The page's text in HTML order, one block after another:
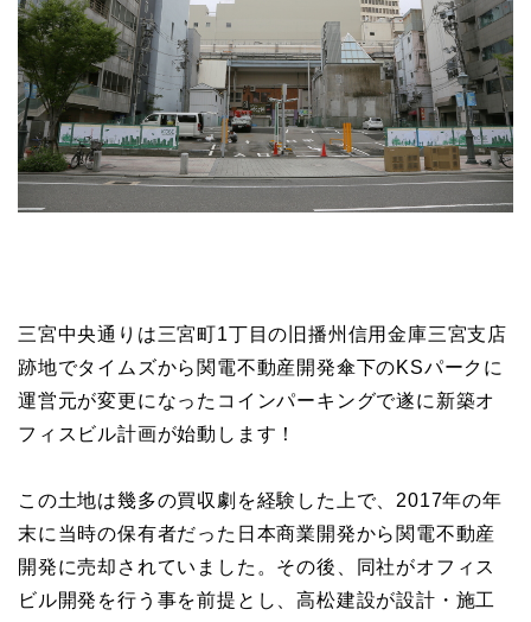
三宮中央通りは三宮町1丁目の旧播州信用金庫三宮支店
跡地でタイムズから関電不動産開発傘下のKSパークに
運営元が変更になったコインパーキングで遂に新築オ
フィスビル計画が始動します！
この土地は幾多の買収劇を経験した上で、2017年の年
末に当時の保有者だった日本商業開発から関電不動産
開発に売却されていました。その後、同社がオフィス
ビル開発を行う事を前提とし、高松建設が設計・施工